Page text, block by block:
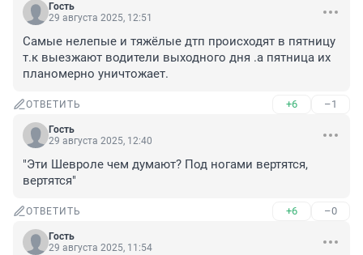
Гость
29 августа 2025, 12:51
Самые нелепые и тяжёлые дтп происходят в пятницу
т.к выезжают водители выходного дня .а пятница их
планомерно уничтожает.
ОТВЕТИТЬ +6 –1
Гость
29 августа 2025, 12:40
"Эти Шевроле чем думают? Под ногами вертятся,
вертятся"
ОТВЕТИТЬ +6 –0
Гость
29 августа 2025, 11:54